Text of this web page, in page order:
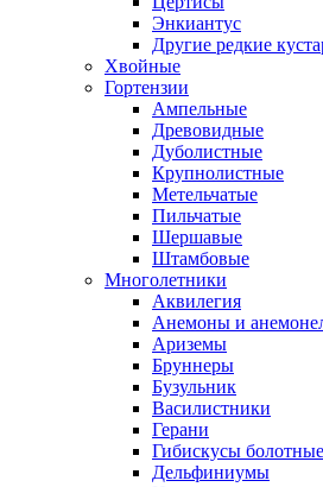
Энкиантус
Другие редкие
Хвойные
Гортензии
Ампельные
Древовидные
Дуболистные
Крупнолистные
Метельчатые
Пильчатые
Шершавые
Штамбовые
Многолетники
Аквилегия
Анемоны и
Ариземы
Бруннеры
Бузульник
Василистники
Герани
Гибискусы болотные
Дельфиниумы